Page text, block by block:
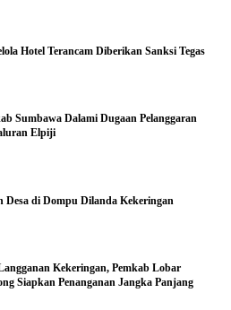
Hotel Terancam Diberikan Sanksi Tegas
Sumbawa Dalami Dugaan Pelanggaran
Elpiji
Desa di Dompu Dilanda Kekeringan
Kekeringan, Pemkab Lobar
Siapkan Penanganan Jangka Panjang